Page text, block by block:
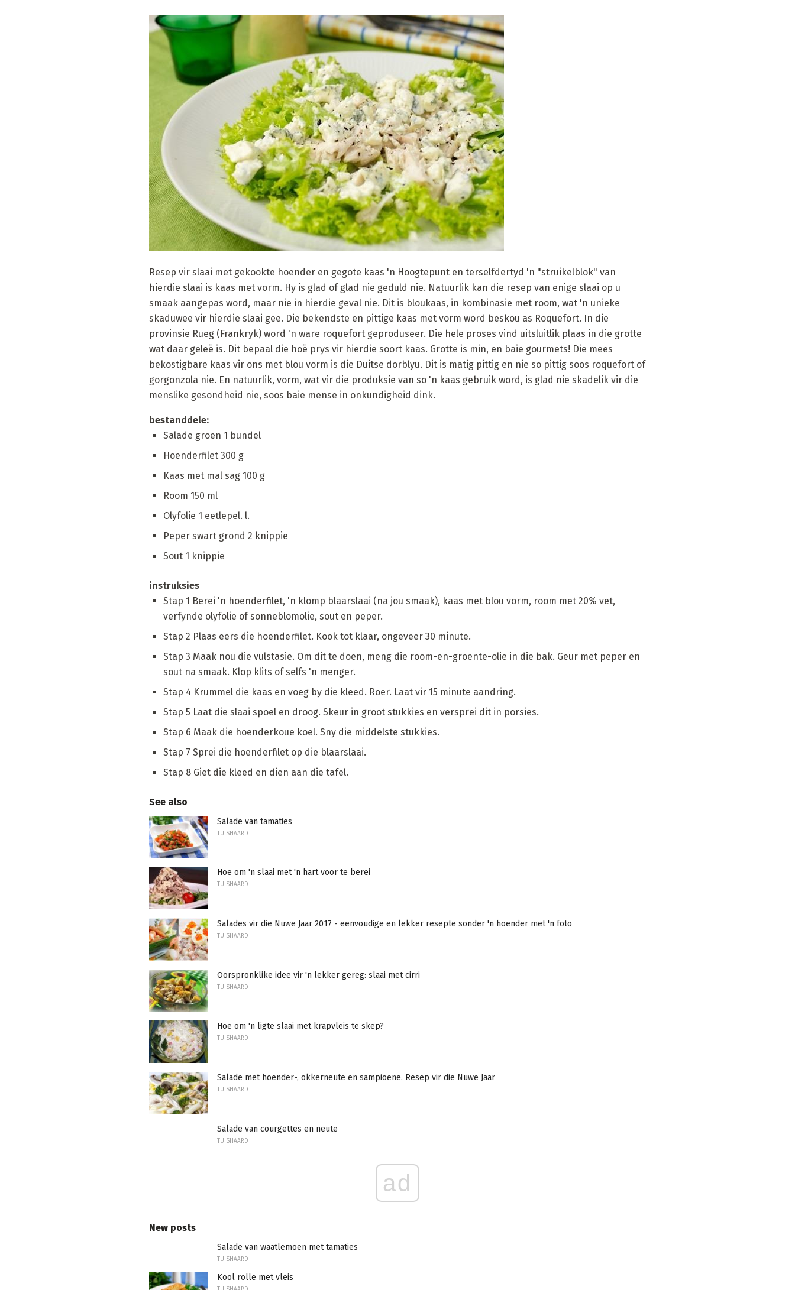
Resep vir slaai met gekookte hoender en gegote kaas 'n Hoogtepunt en terselfdertyd 'n "struikelblok" van
hierdie slaai is kaas met vorm. Hy is glad of glad nie geduld nie. Natuurlik kan die resep van enige slaai op u
smaak aangepas word, maar nie in hierdie geval nie. Dit is bloukaas, in kombinasie met room, wat 'n unieke
skaduwee vir hierdie slaai gee. Die bekendste en pittige kaas met vorm word beskou as Roquefort. In die
provinsie Rueg (Frankryk) word 'n ware roquefort geproduseer. Die hele proses vind uitsluitlik plaas in die grotte
wat daar geleë is. Dit bepaal die hoë prys vir hierdie soort kaas. Grotte is min, en baie gourmets! Die mees
bekostigbare kaas vir ons met blou vorm is die Duitse dorblyu. Dit is matig pittig en nie so pittig soos roquefort of
gorgonzola nie. En natuurlik, vorm, wat vir die produksie van so 'n kaas gebruik word, is glad nie skadelik vir die
menslike gesondheid nie, soos baie mense in onkundigheid dink.
bestanddele:
Salade groen 1 bundel
Hoenderfilet 300 g
Kaas met mal sag 100 g
Room 150 ml
Olyfolie 1 eetlepel. l.
Peper swart grond 2 knippie
Sout 1 knippie
instruksies
Stap 1 Berei 'n hoenderfilet, 'n klomp blaarslaai (na jou smaak), kaas met blou vorm, room met 20% vet,
verfynde olyfolie of sonneblomolie, sout en peper.
Stap 2 Plaas eers die hoenderfilet. Kook tot klaar, ongeveer 30 minute.
Stap 3 Maak nou die vulstasie. Om dit te doen, meng die room-en-groente-olie in die bak. Geur met peper en
sout na smaak. Klop klits of selfs 'n menger.
Stap 4 Krummel die kaas en voeg by die kleed. Roer. Laat vir 15 minute aandring.
Stap 5 Laat die slaai spoel en droog. Skeur in groot stukkies en versprei dit in porsies.
Stap 6 Maak die hoenderkoue koel. Sny die middelste stukkies.
Stap 7 Sprei die hoenderfilet op die blaarslaai.
Stap 8 Giet die kleed en dien aan die tafel.
See also
Salade van tamaties
TUISHAARD
Hoe om 'n slaai met 'n hart voor te berei
TUISHAARD
Salades vir die Nuwe Jaar 2017 - eenvoudige en lekker resepte sonder 'n hoender met 'n foto
TUISHAARD
Oorspronklike idee vir 'n lekker gereg: slaai met cirri
TUISHAARD
Hoe om 'n ligte slaai met krapvleis te skep?
TUISHAARD
Salade met hoender-, okkerneute en sampioene. Resep vir die Nuwe Jaar
TUISHAARD
Salade van courgettes en neute
TUISHAARD
ad
New posts
Salade van waatlemoen met tamaties
TUISHAARD
Kool rolle met vleis